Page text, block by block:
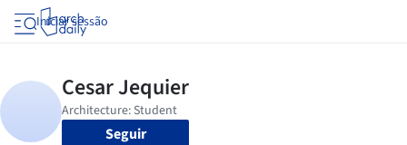
Iniciar sessão
Seguir